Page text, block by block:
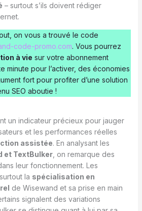
– surtout s’ils doivent rédiger
on vous a trouvé le code
code-promo.com. Vous pourrez
à vie sur votre abonnement
minute pour l’activer, des économies
fort pour profiter d’une solution
SEO aboutie !
un indicateur précieux pour jauger
et les performances réelles
assistée. En analysant les
et TextBulker, on remarque des
leur fonctionnement. Les
la spécialisation en
de Wisewand et sa prise en main
signalent des variations